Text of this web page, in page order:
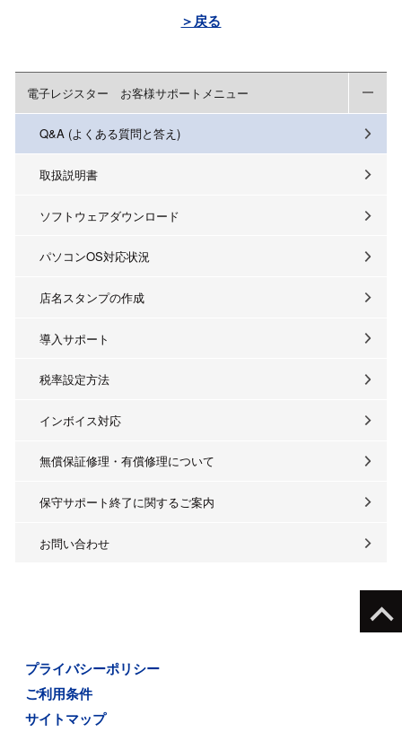
＞戻る
電子レジスター お客様サポートメニュー
Q&A (よくある質問と答え)
取扱説明書
ソフトウェアダウンロード
パソコンOS対応状況
店名スタンプの作成
導入サポート
税率設定方法
インボイス対応
無償保証修理・有償修理について
保守サポート終了に関するご案内
お問い合わせ
プライバシーポリシー
ご利用条件
サイトマップ